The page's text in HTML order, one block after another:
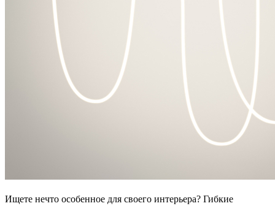
Ищете нечто особенное для своего интерьера? Гибкие